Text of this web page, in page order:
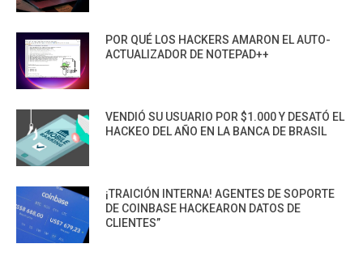
POR QUÉ LOS HACKERS AMARON EL AUTO-
ACTUALIZADOR DE NOTEPAD++
VENDIÓ SU USUARIO POR $1.000 Y DESATÓ EL
HACKEO DEL AÑO EN LA BANCA DE BRASIL
¡TRAICIÓN INTERNA! AGENTES DE SOPORTE
DE COINBASE HACKEARON DATOS DE
CLIENTES”